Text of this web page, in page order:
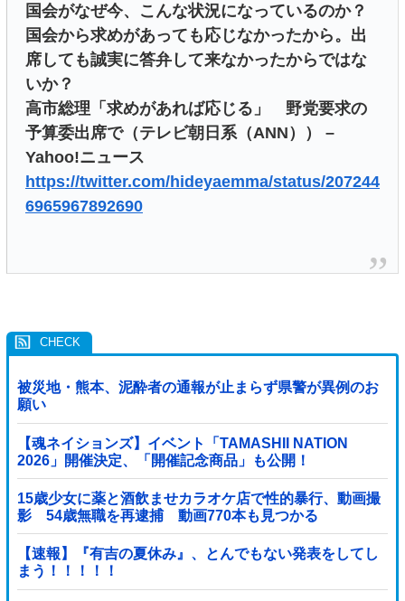
国会がなぜ今、こんな状況になっているのか？
国会から求めがあっても応じなかったから。出
席しても誠実に答弁して来なかったからではな
いか？
高市総理「求めがあれば応じる」 野党要求の
予算委出席で（テレビ朝日系（ANN）） –
Yahoo!ニュース
https://twitter.com/hideyaemma/status/207244
6965967892690
被災地・熊本、泥酔者の通報が止まらず県警が異例のお
願い
【魂ネイションズ】イベント「TAMASHII NATION
2026」開催決定、「開催記念商品」も公開！
15歳少女に薬と酒飲ませカラオケ店で性的暴行、動画撮
影 54歳無職を再逮捕 動画770本も見つかる
【速報】『有吉の夏休み』、とんでもない発表をしてし
まう！！！！！